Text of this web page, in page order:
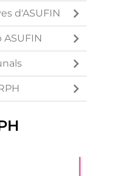
d'ASUFIN
ASUFIN